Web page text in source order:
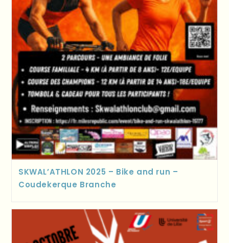
SKWAL’ATHLON 2025 – Bike and run –
Coudekerque Branche